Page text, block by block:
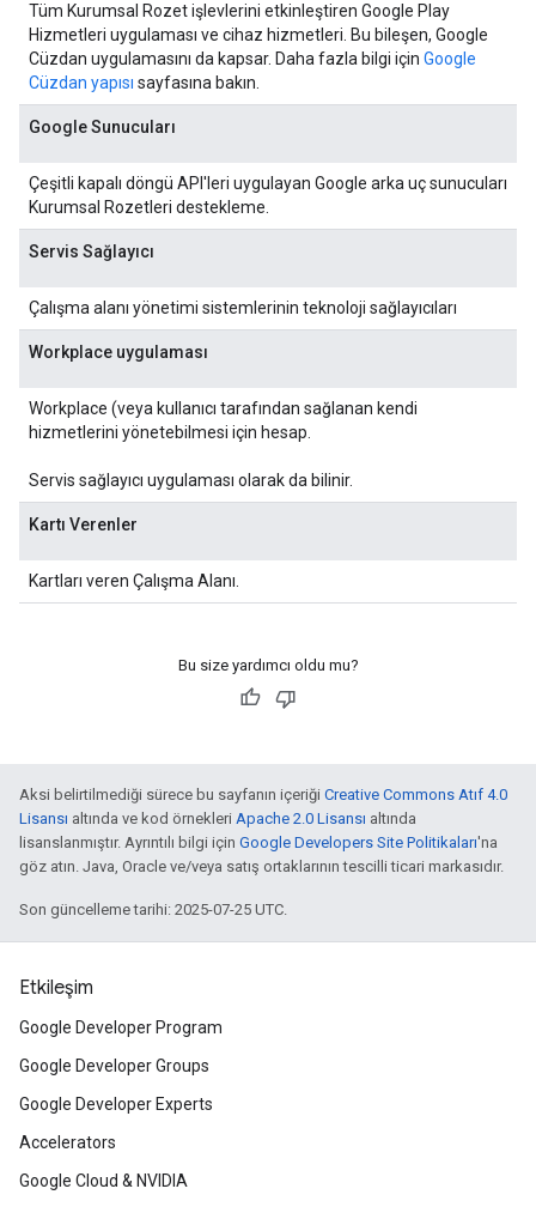
Tüm Kurumsal Rozet işlevlerini etkinleştiren Google Play
Hizmetleri uygulaması ve cihaz hizmetleri. Bu bileşen, Google
Cüzdan uygulamasını da kapsar. Daha fazla bilgi için Google
Cüzdan yapısı sayfasına bakın.
Google Sunucuları
Çeşitli kapalı döngü API'leri uygulayan Google arka uç sunucuları
Kurumsal Rozetleri destekleme.
Servis Sağlayıcı
Çalışma alanı yönetimi sistemlerinin teknoloji sağlayıcıları
Workplace uygulaması
Workplace (veya kullanıcı tarafından sağlanan kendi
hizmetlerini yönetebilmesi için hesap.
Servis sağlayıcı uygulaması olarak da bilinir.
Kartı Verenler
Kartları veren Çalışma Alanı.
Bu size yardımcı oldu mu?
Aksi belirtilmediği sürece bu sayfanın içeriği Creative Commons Atıf 4.0
Lisansı altında ve kod örnekleri Apache 2.0 Lisansı altında
lisanslanmıştır. Ayrıntılı bilgi için Google Developers Site Politikaları'na
göz atın. Java, Oracle ve/veya satış ortaklarının tescilli ticari markasıdır.
Son güncelleme tarihi: 2025-07-25 UTC.
Etkileşim
Google Developer Program
Google Developer Groups
Google Developer Experts
Accelerators
Google Cloud & NVIDIA